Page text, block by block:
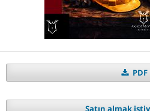
PDF
Satın almak